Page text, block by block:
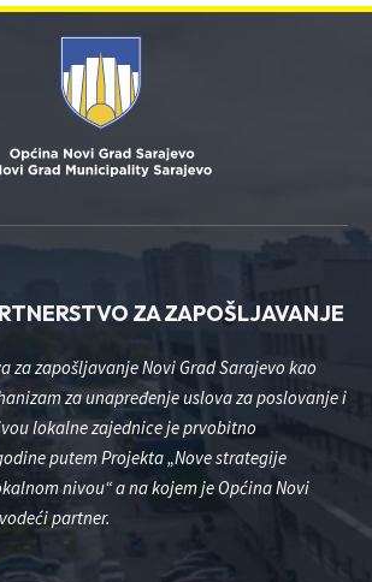
ZA ZAPOŠLJAVANJE
za zapošljavanje Novi Grad Sarajevo kao
za unapređenje uslova za poslovanje i
lokalne zajednice je prvobitno
putem Projekta „Nove strategije
nivou“ a na kojem je Općina Novi
partner.